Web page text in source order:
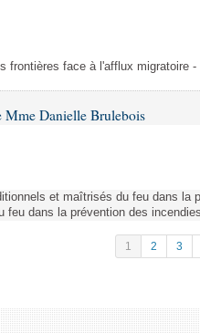
frontières face à l'afflux migratoire
Mme Danielle Brulebois
et maîtrisés du feu dans la
feu dans la prévention des
1 2 3